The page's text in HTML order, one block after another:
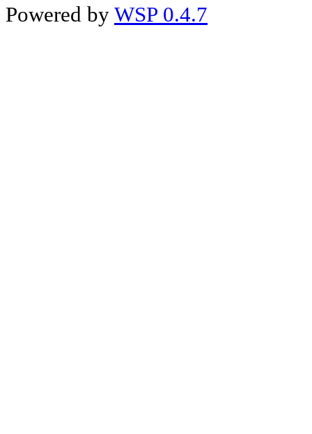
Powered by WSP 0.4.7